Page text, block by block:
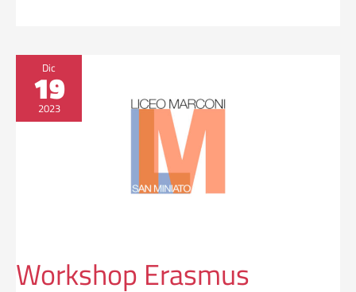
Dic
19
2023
Workshop Erasmus
Workshop
Erasmus
Studenti